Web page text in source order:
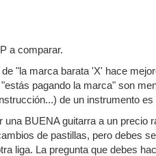
a comparar.
"la marca barata 'X' hace
pagando la marca" son
de un instrumento
BUENA guitarra a un precio
de pastillas, pero debes
liga. La pregunta que debes